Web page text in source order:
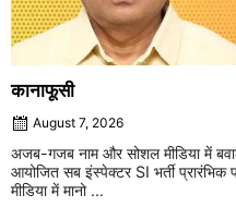
कानाफूसी
August 7, 2026
अजब-गजब नाम और सोशल मीडिया में
आयोजित सब इंस्पेक्टर SI भर्ती प्रारंभिक
मीडिया में मानो ...